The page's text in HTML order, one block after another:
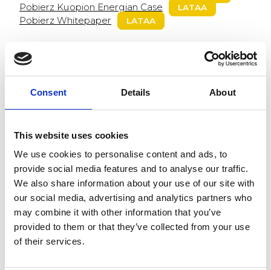
Consent Details About
This website uses cookies
We use cookies to personalise content and ads, to
provide social media features and to analyse our traffic.
We also share information about your use of our site with
our social media, advertising and analytics partners who
may combine it with other information that you’ve
provided to them or that they’ve collected from your use
of their services.
Pobierz Kuopion Energian Case LATAA
Pobierz Whitepaper LATAA